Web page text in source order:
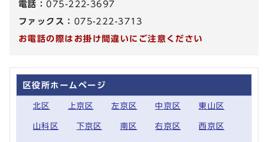
電話：075-222-3697
ファックス： 075-222-3713
お電話の際はお掛け間違いにご注意ください
区役所ホームページ
北区 上京区 左京区 中京区 東山区
山科区 下京区 南区 右京区 西京区